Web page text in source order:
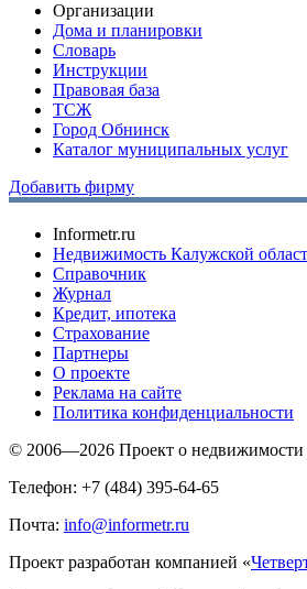
Организации
Дома и планировки
Словарь
Инструкции
Правовая база
ТСЖ
Город Обнинск
Каталог муниципальных услуг
Добавить фирму
Informetr.ru
Недвижимость Калужской
Справочник
Журнал
Кредит, ипотека
Страхование
Партнеры
O проекте
Реклама на сайте
Политика конфиденциальности
© 2006—2026 Проект о недвижимости
Телефон: +7 (484) 395-64-65
Почта: info@informetr.ru
Проект разработан компанией «